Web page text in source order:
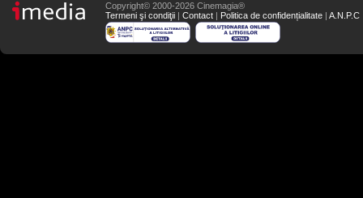
Copyright© 2000-2026 Cinemagia®
Termeni şi condiţii | Contact | Politica de confidențialitate | A.N.P.C